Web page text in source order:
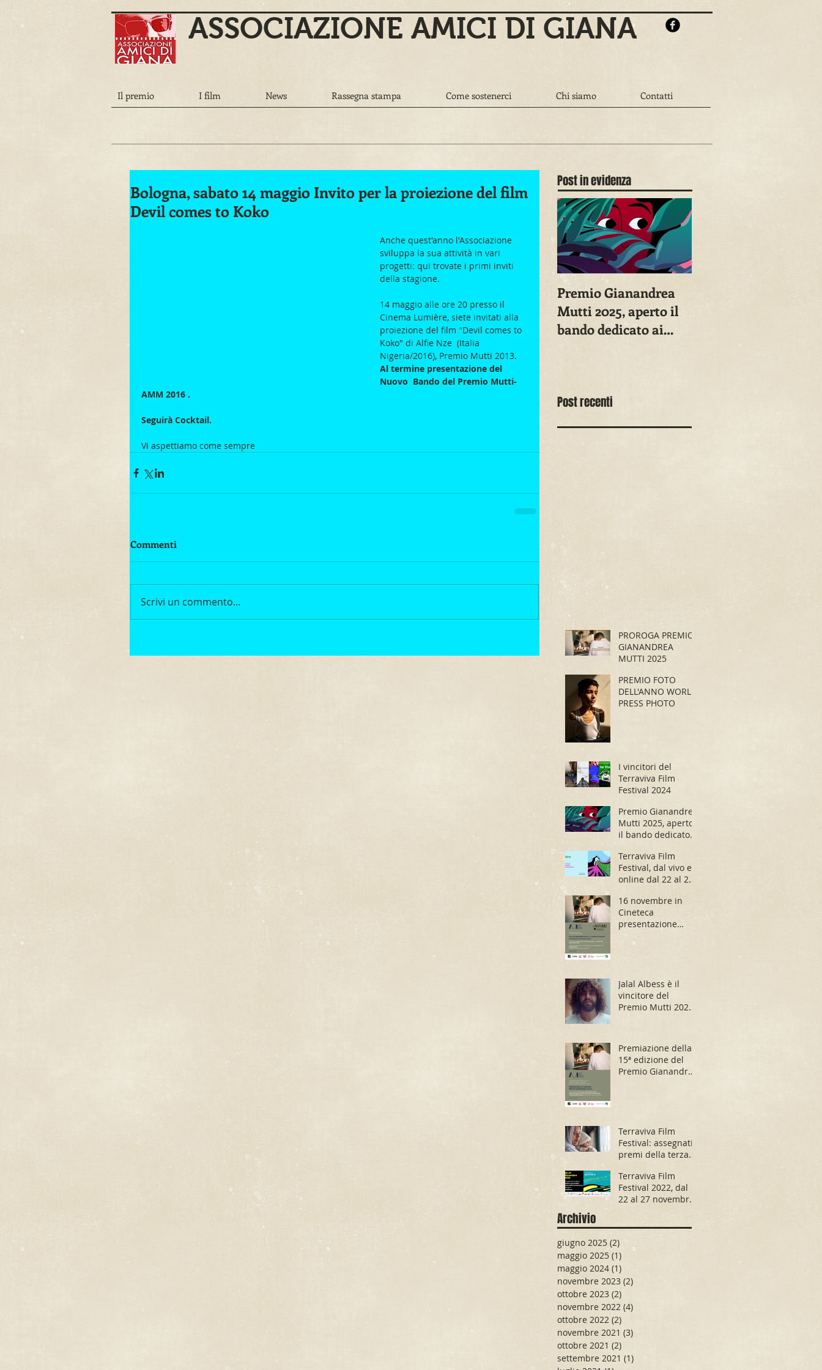
ASSOCIAZIONE AMICI DI GIANA
Il premio I film News Rassegna stampa Come sostenerci Chi siamo Contatti
Bologna, sabato 14 maggio Invito per la proiezione del film
Devil comes to Koko
Anche quest'anno l'Associazione
sviluppa la sua attività in vari
progetti: qui trovate i primi inviti
della stagione.
14 maggio alle ore 20 presso il
Cinema Lumière, siete invitati alla
proiezione del film "Devil comes to
Koko" di Alfie Nze  (Italia
Nigeria/2016), Premio Mutti 2013.
Al termine presentazione del
Nuovo  Bando del Premio Mutti-
AMM 2016 .
Seguirà Cocktail.
Vi aspettiamo come sempre
Commenti
Scrivi un commento...
Post in evidenza
Premio Gianandrea
Mutti 2025, aperto il
bando dedicato ai
registi migranti
Post recenti
PROROGA PREMIO
GIANANDREA
MUTTI 2025
PREMIO FOTO
DELL'ANNO WORLD
PRESS PHOTO
I vincitori del
Terraviva Film
Festival 2024
Premio Gianandrea
Mutti 2025, aperto
il bando dedicato
Terraviva Film
Festival, dal vivo e
online dal 22 al 26
16 novembre in
Cineteca
presentazione
Bando Mutti 2024 e
proiezione di In
Jalal Albess è il
vincitore del
Premio Mutti 2023
Premiazione della
15ª edizione del
Premio Gianandrea
Terraviva Film
Festival: assegnati i
premi della terza
edizione
Terraviva Film
Festival 2022, dal
22 al 27 novembre
dal vivo e in
streaming
Archivio
giugno 2025 (2) 2 post
maggio 2025 (1)
maggio 2024 (1) 1 post
novembre 2023 (2)
ottobre 2023 (2)
novembre 2022 (4)
ottobre 2022 (2)
novembre 2021 (3)
ottobre 2021 (2)
settembre 2021 (1)